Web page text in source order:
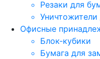
Резаки для
Офисные
Блок-кубики
Бумага для